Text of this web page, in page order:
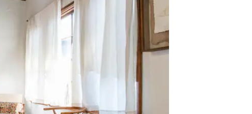
w górę i w dół lub przeglądać je za pomocą gestów dotykowych lub